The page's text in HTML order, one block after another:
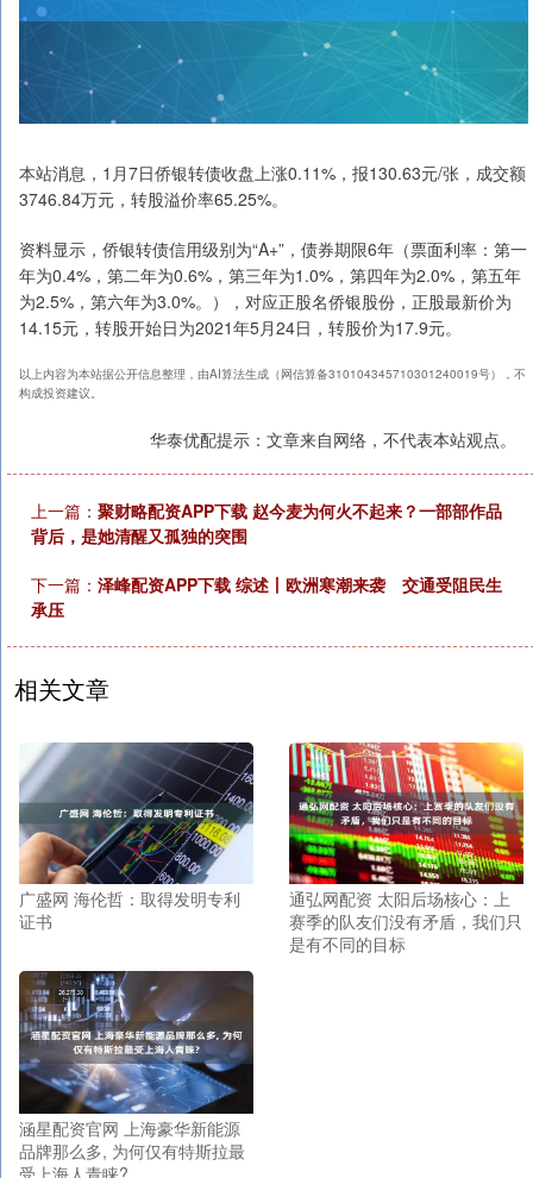
本站消息，1月7日侨银转债收盘上涨0.11%，报130.63元/张，成交额
3746.84万元，转股溢价率65.25%。
资料显示，侨银转债信用级别为“A+”，债券期限6年（票面利率：第一
年为0.4%，第二年为0.6%，第三年为1.0%，第四年为2.0%，第五年
为2.5%，第六年为3.0%。），对应正股名侨银股份，正股最新价为
14.15元，转股开始日为2021年5月24日，转股价为17.9元。
以上内容为本站据公开信息整理，由AI算法生成（网信算备310104345710301240019号），不
构成投资建议。
华泰优配提示：文章来自网络，不代表本站观点。
上一篇： 聚财略配资APP下载 赵今麦为何火不起来？一部部作品
背后，是她清醒又孤独的突围
下一篇： 泽峰配资APP下载 综述丨欧洲寒潮来袭 交通受阻民生
承压
相关文章
广盛网 海伦哲：取得发明专利
证书
通弘网配资 太阳后场核心：上
赛季的队友们没有矛盾，我们只
是有不同的目标
涵星配资官网 上海豪华新能源
品牌那么多, 为何仅有特斯拉最
受上海人青睐?